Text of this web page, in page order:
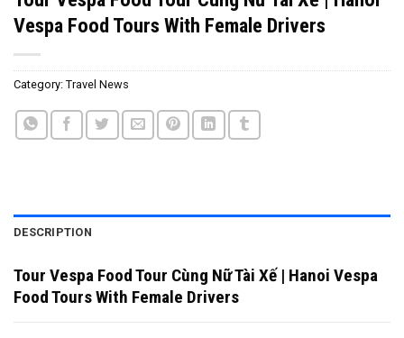
Vespa Food Tours With Female Drivers
Category: Travel News
DESCRIPTION
Tour Vespa Food Tour Cùng Nữ Tài Xế | Hanoi Vespa
Food Tours With Female Drivers